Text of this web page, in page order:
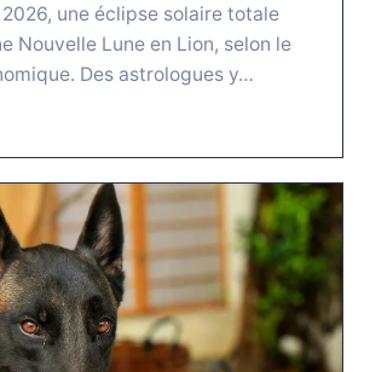
2026, une éclipse solaire totale
Nouvelle Lune en Lion, selon le
Des astrologues y…